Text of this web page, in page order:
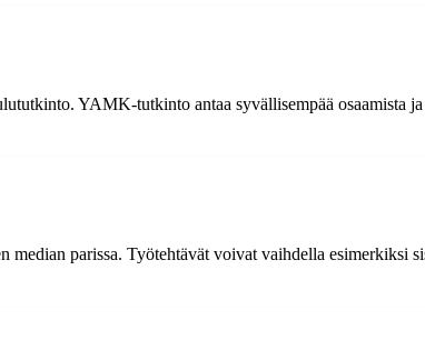
YAMK-tutkinto antaa syvällisempää osaamista ja
parissa. Työtehtävät voivat vaihdella esimerkiksi